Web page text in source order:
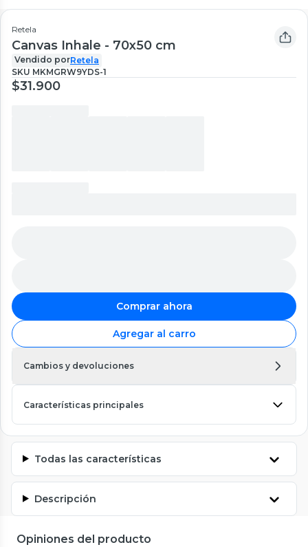
Retela
Canvas Inhale - 70x50 cm
Vendido porRetela
SKU MKMGRW9YDS-1
$31.900
Comprar ahora
Agregar al carro
Cambios y devoluciones
Características principales
Todas las características
Descripción
Opiniones del producto